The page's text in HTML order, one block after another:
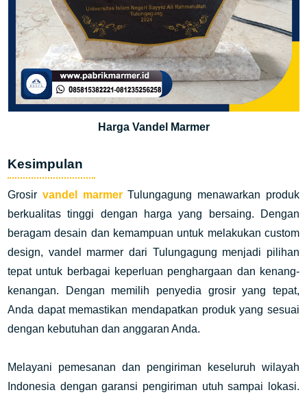
Harga Vandel Marmer
Kesimpulan
Grosir vandel marmer Tulungagung menawarkan produk
berkualitas tinggi dengan harga yang bersaing. Dengan
beragam desain dan kemampuan untuk melakukan custom
design, vandel marmer dari Tulungagung menjadi pilihan
tepat untuk berbagai keperluan penghargaan dan kenang-
kenangan. Dengan memilih penyedia grosir yang tepat,
Anda dapat memastikan mendapatkan produk yang sesuai
dengan kebutuhan dan anggaran Anda.
Melayani pemesanan dan pengiriman keseluruh wilayah
Indonesia dengan garansi pengiriman utuh sampai lokasi.